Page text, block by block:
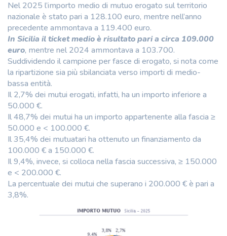
Nel 2025 l’importo medio di mutuo erogato sul territorio
nazionale è stato pari a 128.100 euro, mentre nell’anno
precedente ammontava a 119.400 euro.
In Sicilia il ticket medio è risultato pari a circa 109.000
euro, mentre nel 2024 ammontava a 103.700.
Suddividendo il campione per fasce di erogato, si nota come
la ripartizione sia più sbilanciata verso importi di medio-
bassa entità.
Il 2,7% dei mutui erogati, infatti, ha un importo inferiore a
50.000 €.
Il 48,7% dei mutui ha un importo appartenente alla fascia ≥
50.000 e < 100.000 €.
Il 35,4% dei mutuatari ha ottenuto un finanziamento da
100.000 € a 150.000 €.
Il 9,4%, invece, si colloca nella fascia successiva, ≥ 150.000
e < 200.000 €.
La percentuale dei mutui che superano i 200.000 € è pari a
3,8%.